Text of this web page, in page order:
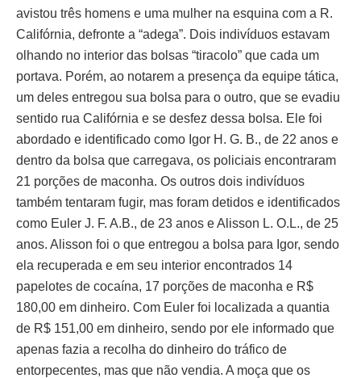
avistou três homens e uma mulher na esquina com a R.
Califórnia, defronte a “adega”. Dois indivíduos estavam
olhando no interior das bolsas “tiracolo” que cada um
portava. Porém, ao notarem a presença da equipe tática,
um deles entregou sua bolsa para o outro, que se evadiu
sentido rua Califórnia e se desfez dessa bolsa. Ele foi
abordado e identificado como Igor H. G. B., de 22 anos e
dentro da bolsa que carregava, os policiais encontraram
21 porções de maconha. Os outros dois indivíduos
também tentaram fugir, mas foram detidos e identificados
como Euler J. F. A.B., de 23 anos e Alisson L. O.L., de 25
anos. Alisson foi o que entregou a bolsa para Igor, sendo
ela recuperada e em seu interior encontrados 14
papelotes de cocaína, 17 porções de maconha e R$
180,00 em dinheiro. Com Euler foi localizada a quantia
de R$ 151,00 em dinheiro, sendo por ele informado que
apenas fazia a recolha do dinheiro do tráfico de
entorpecentes, mas que não vendia. A moça que os